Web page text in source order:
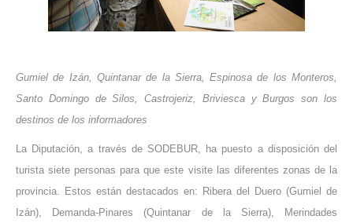
Gumiel de Izán, Quintanar de la Sierra, Espinosa de los Monteros,
Santo Domingo de Silos, Castrojeriz, Briviesca y Burgos son los
destinos de los informadores
La Diputación, a través de SODEBUR, ha puesto a disposición del
turista siete personas para que este visite las diferentes zonas de la
provincia. Estos están destacados en: Ribera del Duero (Gumiel de
Izán), Demanda-Pinares (Quintanar de la Sierra), Merindades